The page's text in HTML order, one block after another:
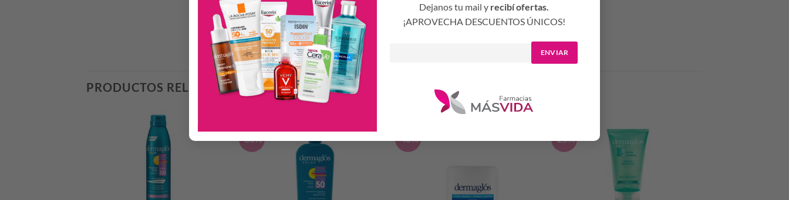
Dejanos tu mail y recibí ofertas.
¡APROVECHA DESCUENTOS ÚNICOS!
ENVIAR
Productos Relacionados
PRODUCTOS RELACIONADOS
-30% -40% -25%